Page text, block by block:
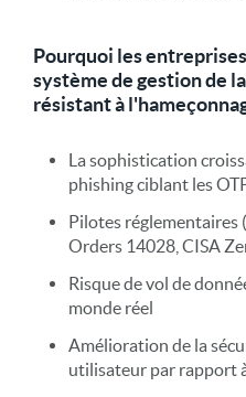
Pourquoi les
système de gestion de
résistant à
La sophistication
phishing ciblant les
Pilotes réglementaires
Orders 14028, CISA
Risque de vol de
monde réel
Amélioration de la
utilisateur par rapport